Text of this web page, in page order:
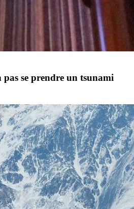
pas se prendre un tsunami